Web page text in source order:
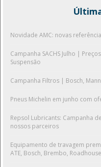
Novidade AMC: novas
Campanha SACHS Julho |
Suspensão
Campanha Filtros | Bosch,
Pneus Michelin em junho com
Repsol Lubricants: Campanha
nossos parceiros
Equipamento de travagem
ATE, Bosch, Brembo,